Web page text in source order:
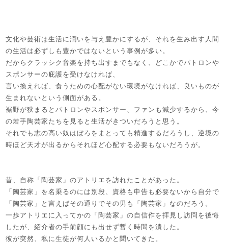
文化や芸術は生活に潤いを与え豊かにするが、それを生み出す人間
の生活は必ずしも豊かではないという事例が多い。
だからクラッシク音楽を持ち出すまでもなく、どこかでパトロンや
スポンサーの庇護を受けなければ、
言い換えれば、食うための心配がない環境がなければ、良いものが
生まれないという側面がある。
裾野が狭まるとパトロンやスポンサー、ファンも減少するから、今
の若手陶芸家たちを見ると生活がきついだろうと思う。
それでも志の高い奴はぼろをまとっても精進するだろうし、逆境の
時ほど天才が出るからそれほど心配する必要もないだろうが。
昔、自称「陶芸家」のアトリエを訪れたことがあった。
「陶芸家」を名乗るのには別段、資格も申告も必要ないから自分で
「陶芸家」と言えばその通りでその男も「陶芸家」なのだろう。
一歩アトリエに入ってかの「陶芸家」の自信作を拝見し訪問を後悔
したが、紹介者の手前顔にも出せず暫く時間を潰した。
彼が突然、私に生徒が何人いるかと聞いてきた。